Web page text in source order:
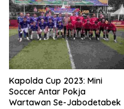
Kapolda Cup 2023: Mini
Soccer Antar Pokja
Wartawan Se-Jabodetabek